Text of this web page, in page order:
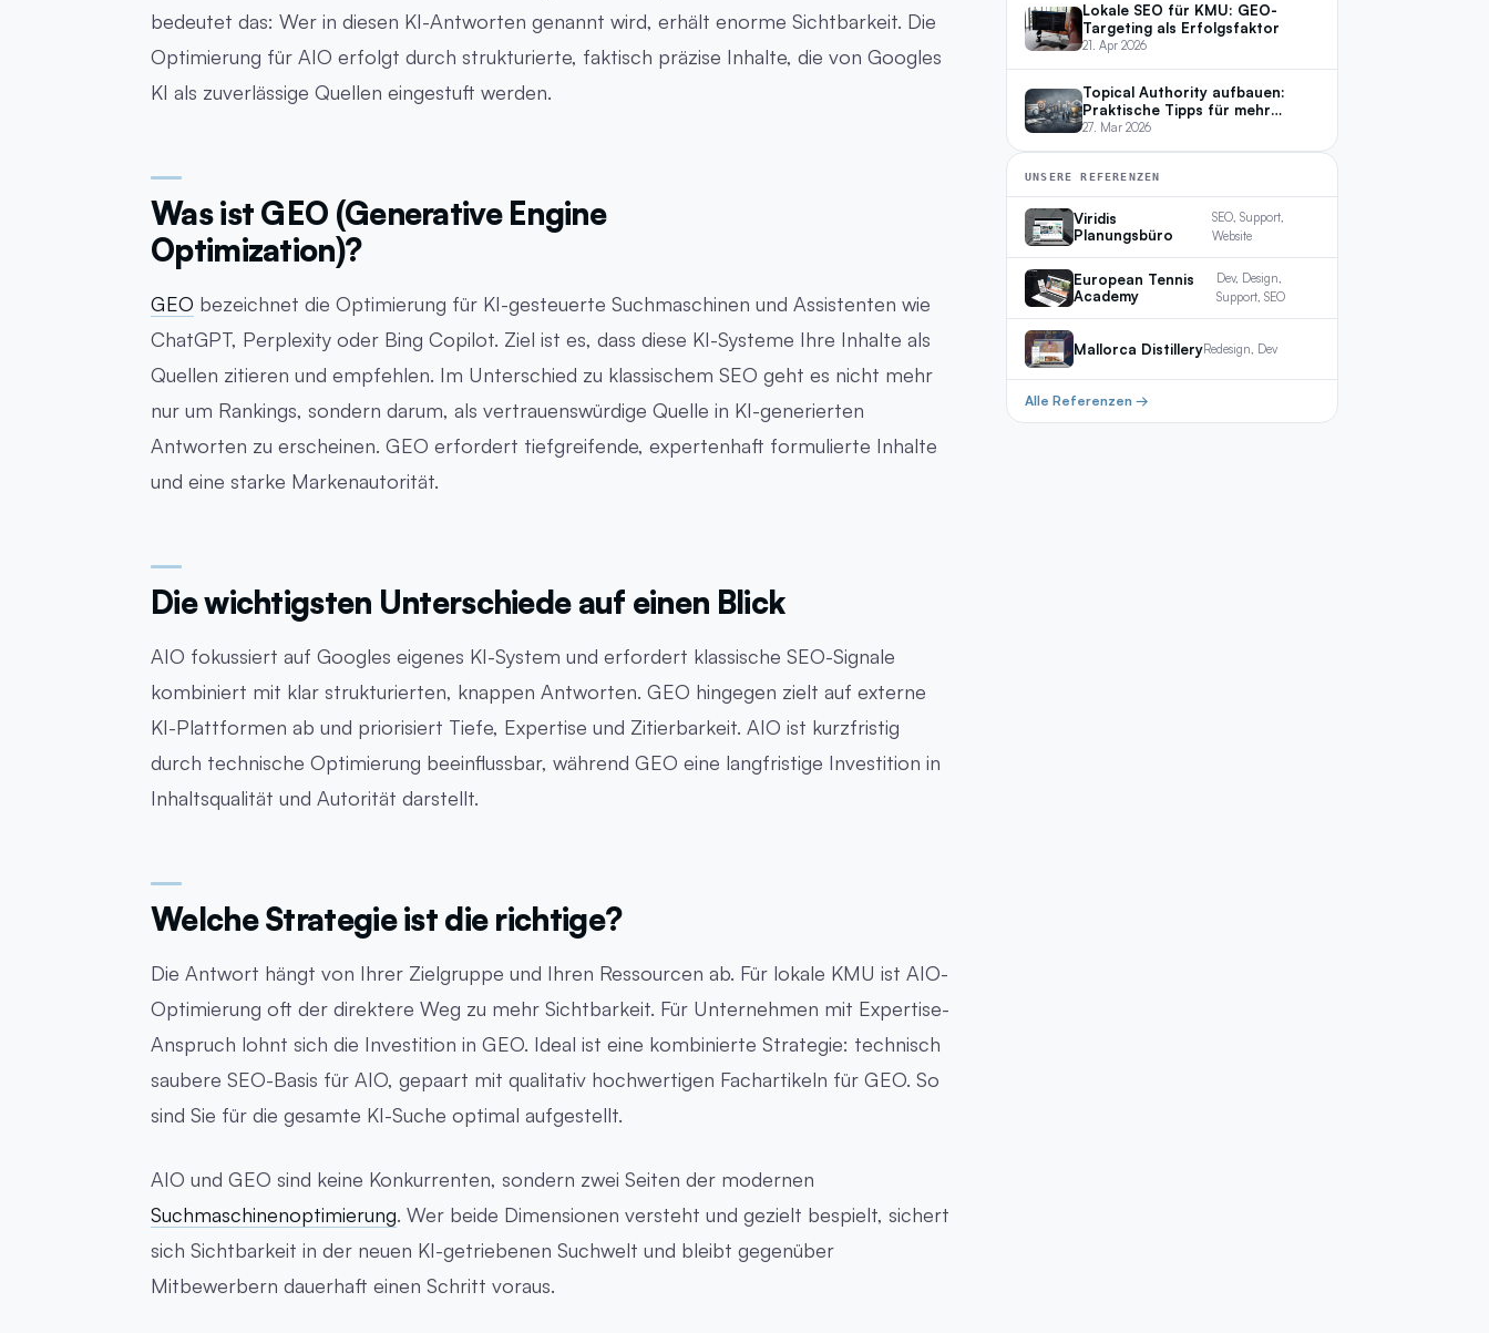
bedeutet das: Wer in diesen KI-Antworten genannt wird, erhält enorme Sichtbarkeit. Die
Optimierung für AIO erfolgt durch strukturierte, faktisch präzise Inhalte, die von Googles
KI als zuverlässige Quellen eingestuft werden.
Was ist GEO (Generative Engine
Optimization)?
GEO bezeichnet die Optimierung für KI-gesteuerte Suchmaschinen und Assistenten wie
ChatGPT, Perplexity oder Bing Copilot. Ziel ist es, dass diese KI-Systeme Ihre Inhalte als
Quellen zitieren und empfehlen. Im Unterschied zu klassischem SEO geht es nicht mehr
nur um Rankings, sondern darum, als vertrauenswürdige Quelle in KI-generierten
Antworten zu erscheinen. GEO erfordert tiefgreifende, expertenhaft formulierte Inhalte
und eine starke Markenautorität.
Die wichtigsten Unterschiede auf einen Blick
AIO fokussiert auf Googles eigenes KI-System und erfordert klassische SEO-Signale
kombiniert mit klar strukturierten, knappen Antworten. GEO hingegen zielt auf externe
KI-Plattformen ab und priorisiert Tiefe, Expertise und Zitierbarkeit. AIO ist kurzfristig
durch technische Optimierung beeinflussbar, während GEO eine langfristige Investition in
Inhaltsqualität und Autorität darstellt.
Welche Strategie ist die richtige?
Die Antwort hängt von Ihrer Zielgruppe und Ihren Ressourcen ab. Für lokale KMU ist AIO-
Optimierung oft der direktere Weg zu mehr Sichtbarkeit. Für Unternehmen mit Expertise-
Anspruch lohnt sich die Investition in GEO. Ideal ist eine kombinierte Strategie: technisch
saubere SEO-Basis für AIO, gepaart mit qualitativ hochwertigen Fachartikeln für GEO. So
sind Sie für die gesamte KI-Suche optimal aufgestellt.
AIO und GEO sind keine Konkurrenten, sondern zwei Seiten der modernen
Suchmaschinenoptimierung. Wer beide Dimensionen versteht und gezielt bespielt, sichert
sich Sichtbarkeit in der neuen KI-getriebenen Suchwelt und bleibt gegenüber
Mitbewerbern dauerhaft einen Schritt voraus.
Lokale SEO für KMU: GEO-
Targeting als Erfolgsfaktor
21. Apr 2026
Topical Authority aufbauen:
Praktische Tipps für mehr
Sichtbarkeit
27. Mar 2026
UNSERE REFERENZEN
Viridis
Planungsbüro
SEO, Support,
Website
European Tennis
Academy
Dev, Design,
Support, SEO
Mallorca DistilleryRedesign, Dev
Alle Referenzen →